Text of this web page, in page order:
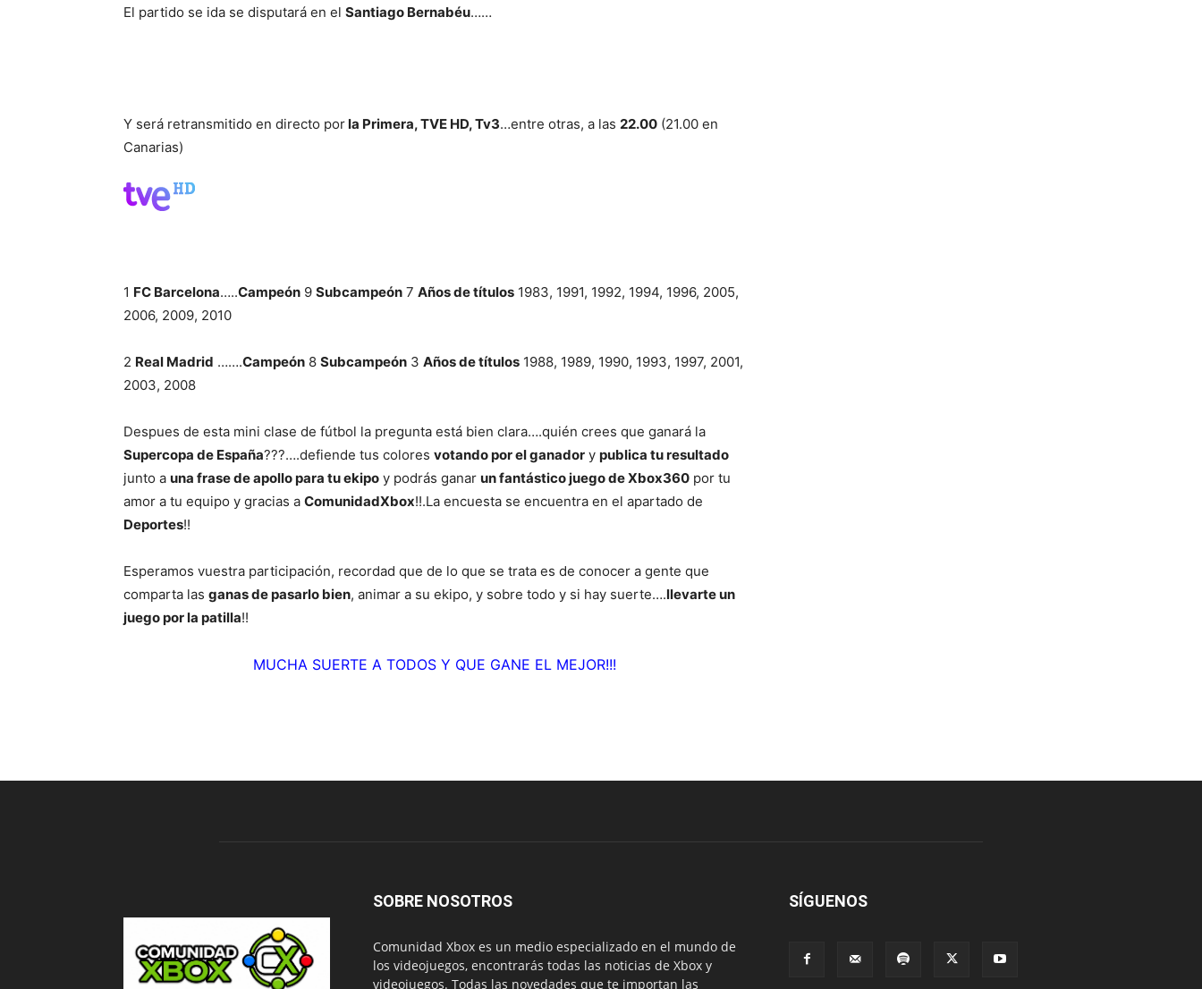
El partido se ida se disputará en el Santiago Bernabéu……
Y será retransmitido en directo porla Primera, TVE HD, Tv3…entre otras, a las 22.00 (21.00 en
Canarias)
1 FC Barcelona…..Campeón 9 Subcampeón 7 Años de títulos 1983, 1991, 1992, 1994, 1996, 2005,
2006, 2009, 2010
2 Real Madrid …….Campeón 8 Subcampeón 3 Años de títulos 1988, 1989, 1990, 1993, 1997, 2001,
2003, 2008
Despues de esta mini clase de fútbol la pregunta está bien clara….quién crees que ganará la
Supercopa de España???….defiende tus colores votando por el ganador y publica tu resultado
junto a una frase de apollo para tu ekipo y podrás ganar un fantástico juego de Xbox360 por tu
amor a tu equipo y gracias a ComunidadXbox!!.La encuesta se encuentra en el apartado de
Deportes!!
Esperamos vuestra participación, recordad que de lo que se trata es de conocer a gente que
comparta las ganas de pasarlo bien, animar a su ekipo, y sobre todo y si hay suerte….llevarte un
juego por la patilla!!
MUCHA SUERTE A TODOS Y QUE GANE EL MEJOR!!!
SOBRE NOSOTROS
Comunidad Xbox es un medio especializado en el mundo de
los videojuegos, encontrarás todas las noticias de Xbox y
videojuegos. Todas las novedades que te importan las
SÍGUENOS